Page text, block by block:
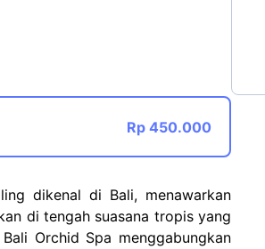
Rp 450.000
dikenal di Bali, menawarkan
di tengah suasana tropis yang
Orchid Spa menggabungkan